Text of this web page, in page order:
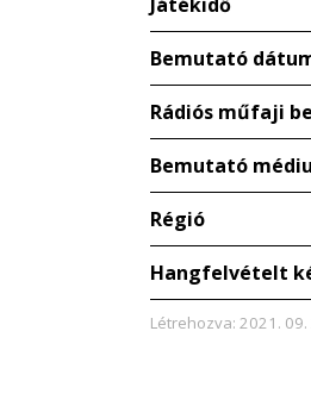
Bemutató
Rádiós műfaji
Bemutató
Régió
Hangfelvételt
Létrehozva: 2021.